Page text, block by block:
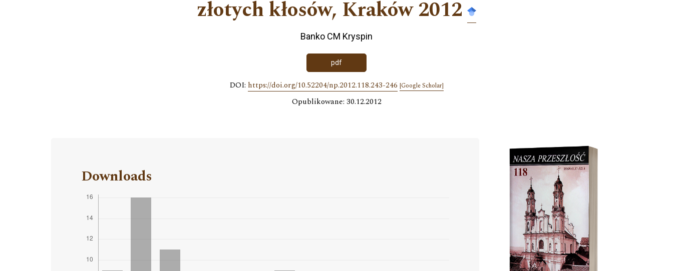
złotych kłosów, Kraków 2012
Banko CM Kryspin
pdf
DOI: https://doi.org/10.52204/np.2012.118.243-246 [Google Scholar]
Opublikowane: 30.12.2012
Downloads
Cover image